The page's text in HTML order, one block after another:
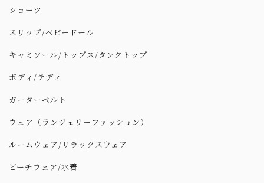
ショーツ
スリップ/ベビードール
キャミソール/トップス/タンクトップ
ボディ/テディ
ガーターベルト
ウェア（ランジェリーファッション）
ルームウェア/リラックスウェア
ビーチウェア/水着